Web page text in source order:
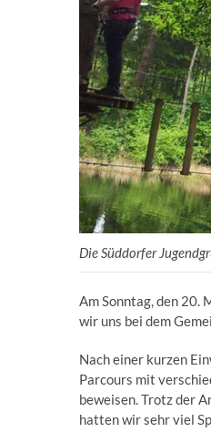
Die Süddorfer
Am Sonntag, den 20.
wir uns bei dem
Nach einer kurzen
Parcours mit
beweisen. Trotz der
hatten wir sehr viel